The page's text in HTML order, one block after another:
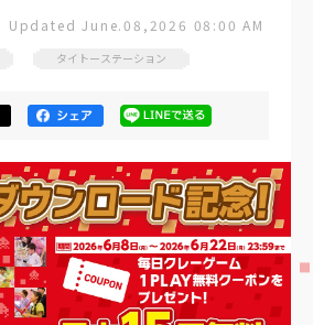
Updated June.08,2026 08:00 AM
タイトーステーション